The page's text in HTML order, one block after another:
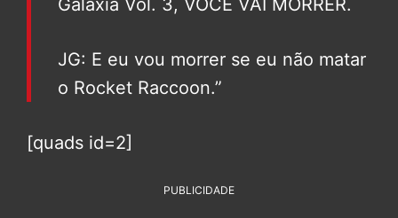
Galáxia Vol. 3, VOCÊ VAI MORRER.
JG: E eu vou morrer se eu não matar
o Rocket Raccoon.”
[quads id=2]
PUBLICIDADE